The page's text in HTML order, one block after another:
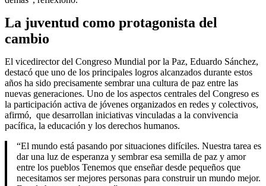
La juventud como protagonista del
cambio
El vicedirector del Congreso Mundial por la Paz, Eduardo Sánchez,
destacó que uno de los principales logros alcanzados durante estos
años ha sido precisamente sembrar una cultura de paz entre las
nuevas generaciones. Uno de los aspectos centrales del Congreso es
la participación activa de jóvenes organizados en redes y colectivos,
afirmó, que desarrollan iniciativas vinculadas a la convivencia
pacífica, la educación y los derechos humanos.
“El mundo está pasando por situaciones difíciles. Nuestra tarea es
dar una luz de esperanza y sembrar esa semilla de paz y amor
entre los pueblos Tenemos que enseñar desde pequeños que
necesitamos ser mejores personas para construir un mundo mejor.